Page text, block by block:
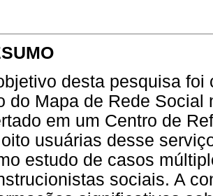
desta pesquisa
do Mapa de Rede
em um Centro de
usuárias desse
estudo de casos
sociais. A